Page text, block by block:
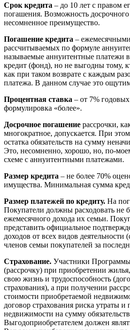
Срок кредита – до 10 лет с правом
погашения. Возможность
несомненное преимущество.
Погашение кредита –
рассчитываемых по формуле
называемые аннуитентные платежи
кредит (фонд), но не выгодны тому,
как при таком возврате с каждым
платежа. В данном случае это
Процентная ставка – от 7%
формулировка «более».
Досрочное погашение рассрочки,
многократное, допускается. При
остатка обязательств на сумму
Это, несомненно, хорошо, но, по-
схеме с аннуитентными платежами.
Размер кредита – не более 70%
имущества. Минимальная сумма
Размер платежей по кредиту. На
Покупатели должны расходовать не
ежемесячного дохода их семьи.
представить официальное
доходов от всех видов деятельности
членов семьи покупателей за
Страхование. Участники
(рассрочку) при приобретении жилья,
свою жизнь и трудоспособность
страхования), а при получении
стоимости приобретаемой
договор страхования риска утраты и
недвижимости на сумму
Выгодоприобретателем должен